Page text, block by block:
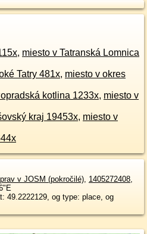
, miesto v Tatranská Lomnica
Tatry 481x, miesto v okres
kotlina 1233x, miesto v
kraj 19453x, miesto v
v JOSM (pokročilé), 1405272408,
49.2222129, og type: place, og